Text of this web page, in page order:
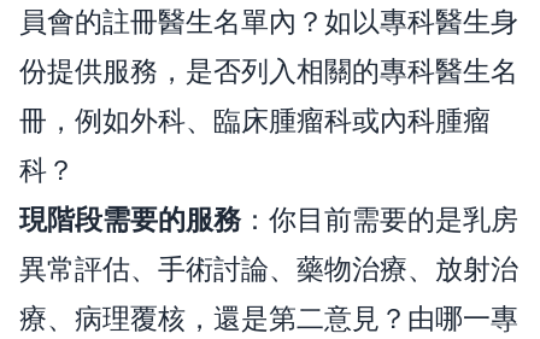
員會的註冊醫生名單內？如以專科醫生身
份提供服務，是否列入相關的專科醫生名
冊，例如外科、臨床腫瘤科或內科腫瘤
科？
現階段需要的服務：你目前需要的是乳房
異常評估、手術討論、藥物治療、放射治
療、病理覆核，還是第二意見？由哪一專